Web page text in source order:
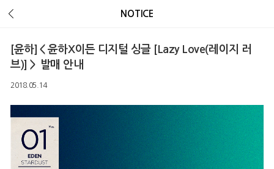
NOTICE
[윤하]＜윤하X이든 디지털 싱글 [Lazy Love(레이지 러
브)]＞ 발매 안내
2018.05.14